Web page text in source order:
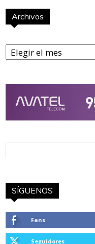
Archivos
Archivos
SÍGUENOS
Fans
Seguidores